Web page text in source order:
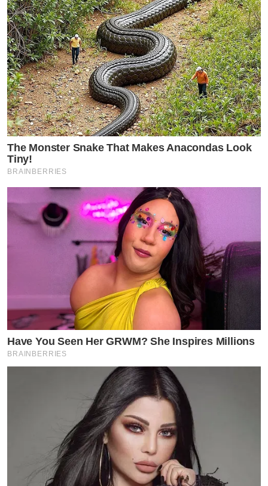
The Monster Snake That Makes Anacondas Look
Tiny!
BRAINBERRIES
Have You Seen Her GRWM? She Inspires Millions
BRAINBERRIES